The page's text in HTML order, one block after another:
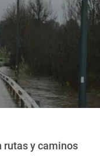
rutas y caminos